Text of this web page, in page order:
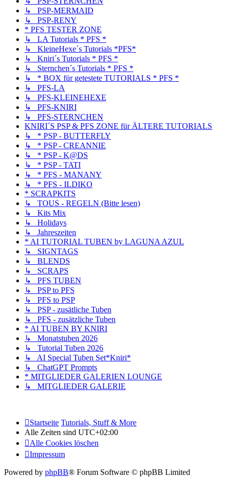
↳ PSP-MERMAID
↳ PSP-RENY
* PFS TESTER ZONE
↳ LA Tutorials * PFS *
↳ KleineHexe´s Tutorials *PFS*
↳ Kniri´s Tutorials * PFS *
↳ Sternchen´s Tutorials * PFS *
↳ * BOX für getestete TUTORIALS * PFS *
↳ PFS-LA
↳ PFS-KLEINEHEXE
↳ PFS-KNIRI
↳ PFS-STERNCHEN
KNIRI´S PSP & PFS ZONE für ÄLTERE TUTORIALS
↳ * PSP - BUTTERFLY
↳ * PSP - CREANNIE
↳ * PSP - K@DS
↳ * PSP - TATI
↳ * PFS - MANANY
↳ * PFS - ILDIKO
* SCRAPKITS
↳ TOUS - REGELN (Bitte lesen)
↳ Kits Mix
↳ Holidays
↳ Jahreszeiten
* AI TUTORIAL TUBEN by LAGUNA AZUL
↳ SIGNTAGS
↳ BLENDS
↳ SCRAPS
↳ PFS TUBEN
↳ PSP to PFS
↳ PFS to PSP
↳ PSP - zusätliche Tuben
↳ PFS - zusätzliche Tuben
* AI TUBEN BY KNIRI
↳ Monatstuben 2026
↳ Tutorial Tuben 2026
↳ AI Special Tuben Set*Kniri*
↳ ChatGPT Prompts
* MITGLIEDER GALERIEN LOUNGE
↳ MITGLIEDER GALERIE
Startseite Tutorials, Stuff & More
Alle Zeiten sind UTC+02:00
Alle Cookies löschen
Impressum
Powered by phpBB® Forum Software © phpBB Limited